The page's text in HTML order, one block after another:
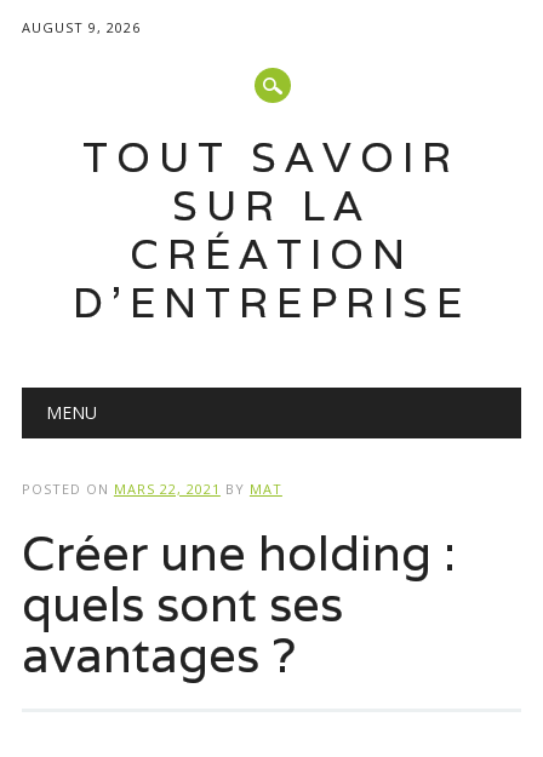
AUGUST 9, 2026
TOUT SAVOIR
SUR LA
CRÉATION
D'ENTREPRISE
Main menu
MENU
POSTED ON MARS 22, 2021 BY MAT
Créer une holding :
quels sont ses
avantages ?